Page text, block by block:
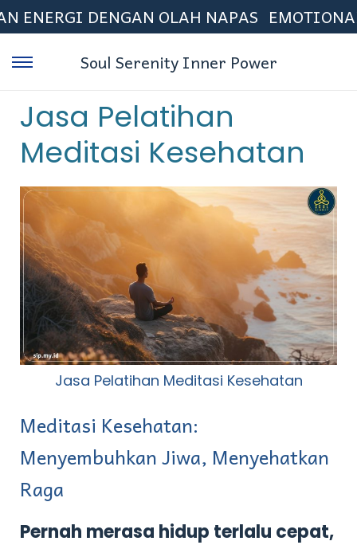
DENGAN OLAH NAPAS EMOTIONAL
Soul Serenity Inner Power
Jasa Pelatihan
Meditasi Kesehatan
Jasa Pelatihan Meditasi Kesehatan
Meditasi Kesehatan:
Menyembuhkan Jiwa, Menyehatkan
Raga
Pernah merasa hidup terlalu cepat,